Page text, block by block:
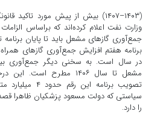
(۱۴۰۳–۱۴۰۷) بیش از پیش مورد تاکید
وزارت نفت اعلام کرده‌اند که براساس
جمع‌آوری گازهای مشعل باید تا پایان
مشعل تا سال ۱۴۰۶ مطرح
تصویب برنامه
سیاستی که دولت مسعود پزشکیان ظاهرا
را دارد.